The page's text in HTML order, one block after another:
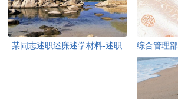
某同志述职述廉述学材料-述职
综合管理